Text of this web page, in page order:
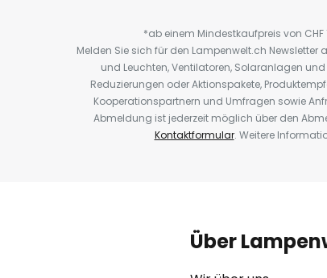
*ab einem Mindestkaufpreis von CHF
Melden Sie sich für den Lampenwelt.ch
und Leuchten, Ventilatoren, Solaranlagen
Reduzierungen oder Aktionspakete,
Kooperationspartnern und Umfragen sowie
Abmeldung ist jederzeit möglich über den
Kontaktformular. Weitere
Über